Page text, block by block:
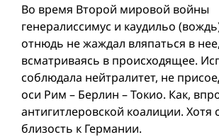
Во время Второй мировой вой­ны
генералиссимус и каудильо
отнюдь не жаждал вляпаться в
всматриваясь в происходящее.
соблюдала нейтралитет, не
оси Рим – Берлин – Токио. Как,
антигитлеровской коалиции. Хотя
близость к Германии.